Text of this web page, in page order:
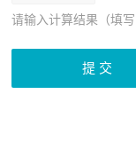
请输入计算结果（填